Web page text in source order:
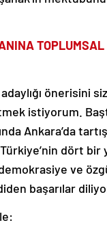
önerisini
istiyorum.
Ankara’da
dört bir
ve
başarılar